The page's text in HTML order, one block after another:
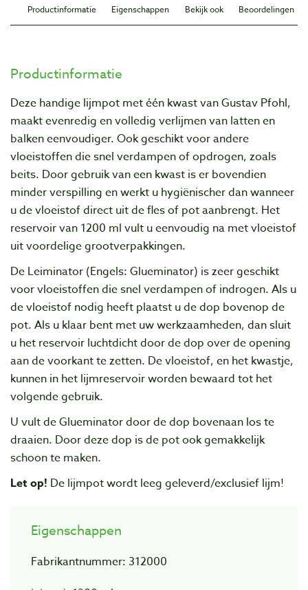
Productinformatie Eigenschappen Bekijk ook Beoordelingen
Productinformatie
Deze handige lijmpot met één kwast van Gustav Pfohl,
maakt evenredig en volledig verlijmen van latten en
balken eenvoudiger. Ook geschikt voor andere
vloeistoffen die snel verdampen of opdrogen, zoals
beits. Door gebruik van een kwast is er bovendien
minder verspilling en werkt u hygiënischer dan wanneer
u de vloeistof direct uit de fles of pot aanbrengt. Het
reservoir van 1200 ml vult u eenvoudig na met vloeistof
uit voordelige grootverpakkingen.
De Leiminator (Engels: Glueminator) is zeer geschikt
voor vloeistoffen die snel verdampen of indrogen. Als u
de vloeistof nodig heeft plaatst u de dop bovenop de
pot. Als u klaar bent met uw werkzaamheden, dan sluit
u het reservoir luchtdicht door de dop over de opening
aan de voorkant te zetten. De vloeistof, en het kwastje,
kunnen in het lijmreservoir worden bewaard tot het
volgende gebruik.
U vult de Glueminator door de dop bovenaan los te
draaien. Door deze dop is de pot ook gemakkelijk
schoon te maken.
Let op! De lijmpot wordt leeg geleverd/exclusief lijm!
Eigenschappen
Fabrikantnummer: 312000